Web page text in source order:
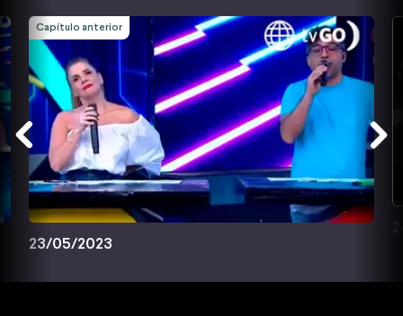
Capítulo anterior
23/05/2023